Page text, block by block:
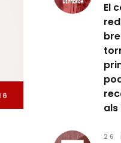
El
als
26